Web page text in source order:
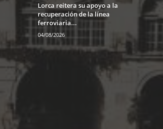
Lorca reitera su apoyo a la
recuperación de la línea
ferroviaria...
04/08/2026